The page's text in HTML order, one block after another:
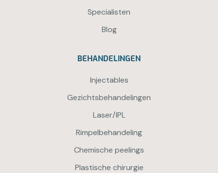
Specialisten
Blog
BEHANDELINGEN
Injectables
Gezichtsbehandelingen
Laser/IPL
Rimpelbehandeling
Chemische peelings
Plastische chirurgie